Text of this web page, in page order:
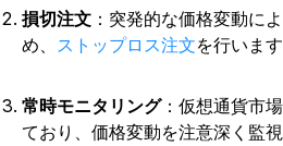
損切注文 ：突発的な価格変動に
め、 ストップロス注文を行います
常時モニタリング：仮想通貨市
ており、価格変動を注意深く監